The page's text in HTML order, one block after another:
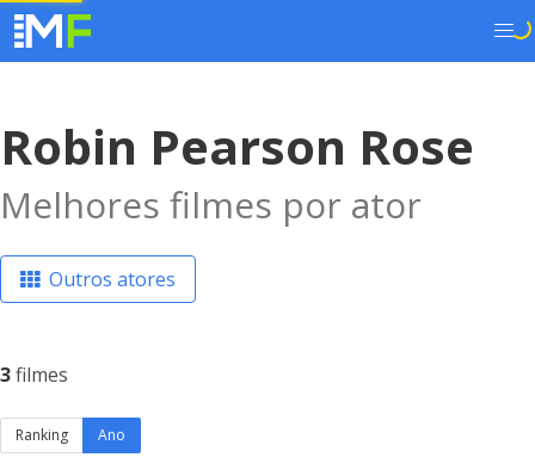
Robin Pearson Rose
Melhores filmes por ator
Outros atores
3filmes
Ranking Ano